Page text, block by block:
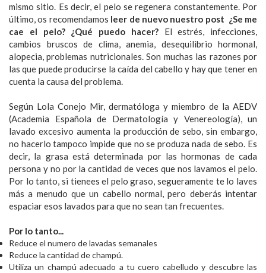
mismo sitio. Es decir, el pelo se regenera constantemente. Por
último, os recomendamos leer de nuevo nuestro post ¿Se me
cae el pelo? ¿Qué puedo hacer?
El estrés, infecciones,
cambios bruscos de clima, anemia, desequilibrio hormonal,
alopecia, problemas nutricionales. Son muchas las razones por
las que puede producirse la caída del cabello y hay que tener en
cuenta la causa del problema.
Según Lola Conejo Mir, dermatóloga y miembro de la AEDV
(Academia Española de Dermatología y Venereología), un
lavado excesivo aumenta la producción de sebo, sin embargo,
no hacerlo tampoco impide que no se produza nada de sebo. Es
decir, la grasa está determinada por las hormonas de cada
persona y no por la cantidad de veces que nos lavamos el pelo.
Por lo tanto, si tienees el pelo graso, segueramente te lo laves
más a menudo que un cabello normal, pero deberás intentar
espaciar esos lavados para que no sean tan frecuentes.
Por lo tanto...
Reduce el numero de lavadas semanales
Reduce la cantidad de champú.
Utiliza un champú adecuado a tu cuero cabelludo y descubre las